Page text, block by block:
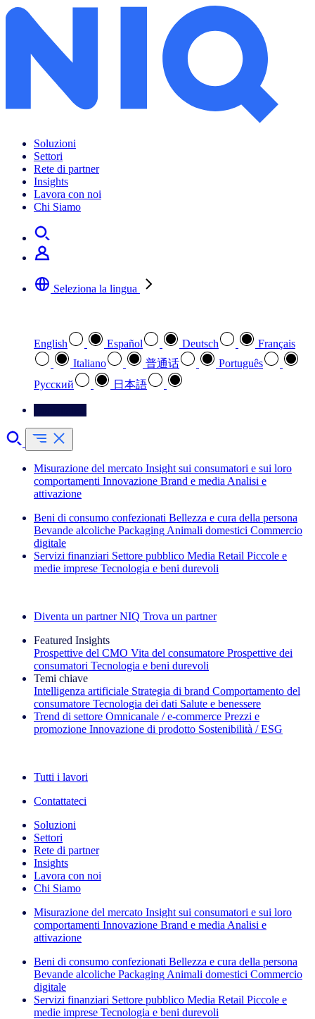
Soluzioni
Settori
Rete di partner
Insights
Lavora con noi
Chi Siamo
Seleziona la lingua
English Español Deutsch
Français
Italiano
普通话
Português
Pусский
日本語
Misurazione del mercato Insight sui consumatori e sui loro
comportamenti Innovazione Brand e media Analisi e
attivazione
Beni di consumo confezionati Bellezza e cura della persona
Bevande alcoliche Packaging Animali domestici Commercio
digitale
Servizi finanziari Settore pubblico Media Retail Piccole e
medie imprese Tecnologia e beni durevoli
Diventa un partner NIQ Trova un partner
Featured Insights
Prospettive del CMO Vita del consumatore Prospettive dei
consumatori Tecnologia e beni durevoli
Temi chiave
Intelligenza artificiale Strategia di brand Comportamento del
consumatore Tecnologia dei dati Salute e benessere
Trend di settore Omnicanale / e‑commerce Prezzi e
promozione Innovazione di prodotto Sostenibilità / ESG
Tutti i lavori
Contattateci
Soluzioni
Settori
Rete di partner
Insights
Lavora con noi
Chi Siamo
Misurazione del mercato Insight sui consumatori e sui loro
comportamenti Innovazione Brand e media Analisi e
attivazione
Beni di consumo confezionati Bellezza e cura della persona
Bevande alcoliche Packaging Animali domestici Commercio
digitale
Servizi finanziari Settore pubblico Media Retail Piccole e
medie imprese Tecnologia e beni durevoli